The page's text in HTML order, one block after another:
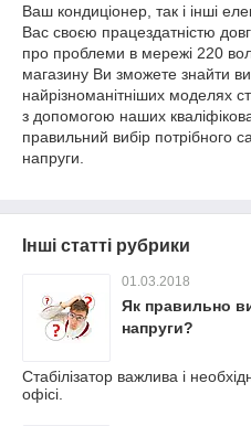
Ваш кондиціонер, так і інші
Вас своєю працездатністю
про проблеми в мережі 220
магазину Ви зможете знайти
найрізноманітніших моделях
з допомогою наших
правильний вибір потрібного
напруги.
Інші статті рубрики
01.03.2018
Як правильно
напруги?
Стабілізатор важлива і
офісі.